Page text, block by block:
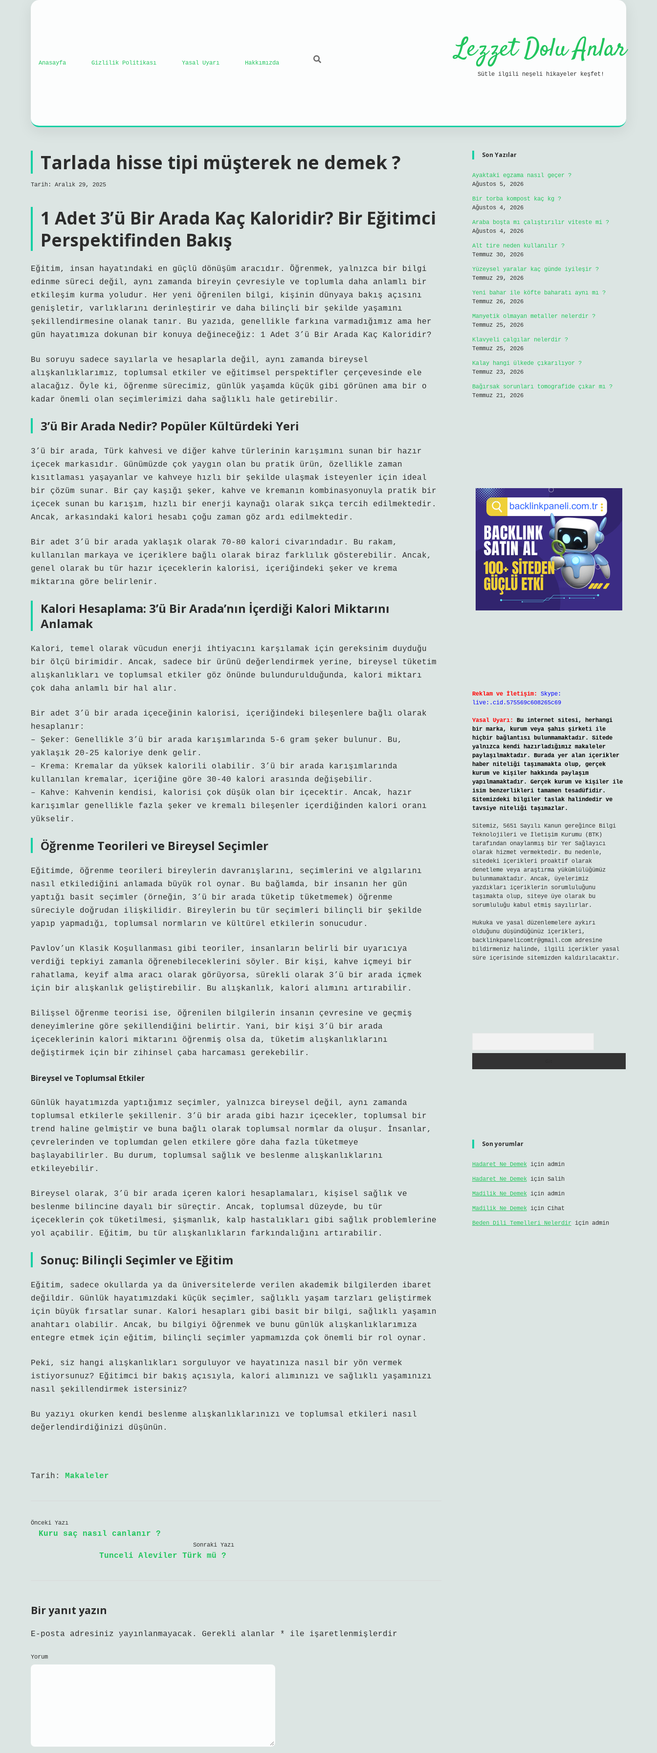
Anasayfa Gizlilik Politikası Yasal Uyarı Hakkımızda Lezzet Dolu Anlar
Sütle ilgili neşeli hikayeler keşfet!
Tarlada hisse tipi müşterek ne demek ?
Tarih: Aralık 29, 2025
1 Adet 3’ü Bir Arada Kaç Kaloridir? Bir Eğitimci
Perspektifinden Bakış
Eğitim, insan hayatındaki en güçlü dönüşüm aracıdır. Öğrenmek, yalnızca bir bilgi
edinme süreci değil, aynı zamanda bireyin çevresiyle ve toplumla daha anlamlı bir
etkileşim kurma yoludur. Her yeni öğrenilen bilgi, kişinin dünyaya bakış açısını
genişletir, varlıklarını derinleştirir ve daha bilinçli bir şekilde yaşamını
şekillendirmesine olanak tanır. Bu yazıda, genellikle farkına varmadığımız ama her
gün hayatımıza dokunan bir konuya değineceğiz: 1 Adet 3’ü Bir Arada Kaç Kaloridir?
Bu soruyu sadece sayılarla ve hesaplarla değil, aynı zamanda bireysel
alışkanlıklarımız, toplumsal etkiler ve eğitimsel perspektifler çerçevesinde ele
alacağız. Öyle ki, öğrenme sürecimiz, günlük yaşamda küçük gibi görünen ama bir o
kadar önemli olan seçimlerimizi daha sağlıklı hale getirebilir.
3’ü Bir Arada Nedir? Popüler Kültürdeki Yeri
3’ü bir arada, Türk kahvesi ve diğer kahve türlerinin karışımını sunan bir hazır
içecek markasıdır. Günümüzde çok yaygın olan bu pratik ürün, özellikle zaman
kısıtlaması yaşayanlar ve kahveye hızlı bir şekilde ulaşmak isteyenler için ideal
bir çözüm sunar. Bir çay kaşığı şeker, kahve ve kremanın kombinasyonuyla pratik bir
içecek sunan bu karışım, hızlı bir enerji kaynağı olarak sıkça tercih edilmektedir.
Ancak, arkasındaki kalori hesabı çoğu zaman göz ardı edilmektedir.
Bir adet 3’ü bir arada yaklaşık olarak 70-80 kalori civarındadır. Bu rakam,
kullanılan markaya ve içeriklere bağlı olarak biraz farklılık gösterebilir. Ancak,
genel olarak bu tür hazır içeceklerin kalorisi, içeriğindeki şeker ve krema
miktarına göre belirlenir.
Kalori Hesaplama: 3’ü Bir Arada’nın İçerdiği Kalori Miktarını
Anlamak
Kalori, temel olarak vücudun enerji ihtiyacını karşılamak için gereksinim duyduğu
bir ölçü birimidir. Ancak, sadece bir ürünü değerlendirmek yerine, bireysel tüketim
alışkanlıkları ve toplumsal etkiler göz önünde bulundurulduğunda, kalori miktarı
çok daha anlamlı bir hal alır.
Bir adet 3’ü bir arada içeceğinin kalorisi, içeriğindeki bileşenlere bağlı olarak
hesaplanır:
– Şeker: Genellikle 3’ü bir arada karışımlarında 5-6 gram şeker bulunur. Bu,
yaklaşık 20-25 kaloriye denk gelir.
– Krema: Kremalar da yüksek kalorili olabilir. 3’ü bir arada karışımlarında
kullanılan kremalar, içeriğine göre 30-40 kalori arasında değişebilir.
– Kahve: Kahvenin kendisi, kalorisi çok düşük olan bir içecektir. Ancak, hazır
karışımlar genellikle fazla şeker ve kremalı bileşenler içerdiğinden kalori oranı
yükselir.
Öğrenme Teorileri ve Bireysel Seçimler
Eğitimde, öğrenme teorileri bireylerin davranışlarını, seçimlerini ve algılarını
nasıl etkilediğini anlamada büyük rol oynar. Bu bağlamda, bir insanın her gün
yaptığı basit seçimler (örneğin, 3’ü bir arada tüketip tüketmemek) öğrenme
süreciyle doğrudan ilişkilidir. Bireylerin bu tür seçimleri bilinçli bir şekilde
yapıp yapmadığı, toplumsal normların ve kültürel etkilerin sonucudur.
Pavlov’un Klasik Koşullanması gibi teoriler, insanların belirli bir uyarıcıya
verdiği tepkiyi zamanla öğrenebileceklerini söyler. Bir kişi, kahve içmeyi bir
rahatlama, keyif alma aracı olarak görüyorsa, sürekli olarak 3’ü bir arada içmek
için bir alışkanlık geliştirebilir. Bu alışkanlık, kalori alımını artırabilir.
Bilişsel öğrenme teorisi ise, öğrenilen bilgilerin insanın çevresine ve geçmiş
deneyimlerine göre şekillendiğini belirtir. Yani, bir kişi 3’ü bir arada
içeceklerinin kalori miktarını öğrenmiş olsa da, tüketim alışkanlıklarını
değiştirmek için bir zihinsel çaba harcaması gerekebilir.
Bireysel ve Toplumsal Etkiler
Günlük hayatımızda yaptığımız seçimler, yalnızca bireysel değil, aynı zamanda
toplumsal etkilerle şekillenir. 3’ü bir arada gibi hazır içecekler, toplumsal bir
trend haline gelmiştir ve buna bağlı olarak toplumsal normlar da oluşur. İnsanlar,
çevrelerinden ve toplumdan gelen etkilere göre daha fazla tüketmeye
başlayabilirler. Bu durum, toplumsal sağlık ve beslenme alışkanlıklarını
etkileyebilir.
Bireysel olarak, 3’ü bir arada içeren kalori hesaplamaları, kişisel sağlık ve
beslenme bilincine dayalı bir süreçtir. Ancak, toplumsal düzeyde, bu tür
içeceklerin çok tüketilmesi, şişmanlık, kalp hastalıkları gibi sağlık problemlerine
yol açabilir. Eğitim, bu tür alışkanlıkların farkındalığını artırabilir.
Sonuç: Bilinçli Seçimler ve Eğitim
Eğitim, sadece okullarda ya da üniversitelerde verilen akademik bilgilerden ibaret
değildir. Günlük hayatımızdaki küçük seçimler, sağlıklı yaşam tarzları geliştirmek
için büyük fırsatlar sunar. Kalori hesapları gibi basit bir bilgi, sağlıklı yaşamın
anahtarı olabilir. Ancak, bu bilgiyi öğrenmek ve bunu günlük alışkanlıklarımıza
entegre etmek için eğitim, bilinçli seçimler yapmamızda çok önemli bir rol oynar.
Peki, siz hangi alışkanlıkları sorguluyor ve hayatınıza nasıl bir yön vermek
istiyorsunuz? Eğitimci bir bakış açısıyla, kalori alımınızı ve sağlıklı yaşamınızı
nasıl şekillendirmek istersiniz?
Bu yazıyı okurken kendi beslenme alışkanlıklarınızı ve toplumsal etkileri nasıl
değerlendirdiğinizi düşünün.
Tarih: Makaleler
Önceki Yazı
Kuru saç nasıl canlanır ?
Sonraki Yazı
Tunceli Aleviler Türk mü ?
Bir yanıt yazın
E-posta adresiniz yayınlanmayacak. Gerekli alanlar * ile işaretlenmişlerdir
Yorum
Sidebar
Son Yazılar
Ayaktaki egzama nasıl geçer ?
Ağustos 5, 2026
Bir torba kompost kaç kg ?
Ağustos 4, 2026
Araba boşta mı çalıştırılır viteste mi ?
Ağustos 4, 2026
Alt tire neden kullanılır ?
Temmuz 30, 2026
Yüzeysel yaralar kaç günde iyileşir ?
Temmuz 29, 2026
Yeni bahar ile köfte baharatı aynı mı ?
Temmuz 26, 2026
Manyetik olmayan metaller nelerdir ?
Temmuz 25, 2026
Klavyeli çalgılar nelerdir ?
Temmuz 25, 2026
Kalay hangi ülkede çıkarılıyor ?
Temmuz 23, 2026
Bağırsak sorunları tomografide çıkar mı ?
Temmuz 21, 2026
Reklam ve İletişim:
Skype:
live:.cid.575569c608265c69
Yasal Uyarı:
Bu internet sitesi, herhangi
bir marka, kurum veya şahıs şirketi ile
hiçbir bağlantısı bulunmamaktadır. Sitede
yalnızca kendi hazırladığımız makaleler
paylaşılmaktadır. Burada yer alan içerikler
haber niteliği taşımamakta olup, gerçek
kurum ve kişiler hakkında paylaşım
yapılmamaktadır. Gerçek kurum ve kişiler ile
isim benzerlikleri tamamen tesadüfidir.
Sitemizdeki bilgiler taslak halindedir ve
tavsiye niteliği taşımazlar.
Sitemiz, 5651 Sayılı Kanun gereğince Bilgi
Teknolojileri ve İletişim Kurumu (BTK)
tarafından onaylanmış bir Yer Sağlayıcı
olarak hizmet vermektedir. Bu nedenle,
sitedeki içerikleri proaktif olarak
denetleme veya araştırma yükümlülüğümüz
bulunmamaktadır. Ancak, üyelerimiz
yazdıkları içeriklerin sorumluluğunu
taşımakta olup, siteye üye olarak bu
sorumluluğu kabul etmiş sayılırlar.
Hukuka ve yasal düzenlemelere aykırı
olduğunu düşündüğünüz içerikleri,
backlinkpanelicomtr@gmail.comadresine
bildirmeniz halinde, ilgili içerikler yasal
süre içerisinde sitemizden kaldırılacaktır.
Son yorumlar
Hadaret Ne Demekiçin admin
Hadaret Ne Demekiçin Salih
Madilik Ne Demekiçin admin
Madilik Ne Demekiçin Cihat
Beden Dili Temelleri Nelerdir için admin